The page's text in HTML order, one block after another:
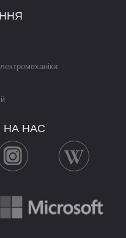
НА НАС